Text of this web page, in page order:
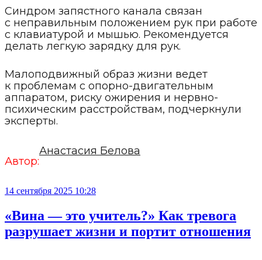
Синдром запястного канала связан
с неправильным положением рук при работе
с клавиатурой и мышью. Рекомендуется
делать легкую зарядку для рук.
Малоподвижный образ жизни ведет
к проблемам с опорно-двигательным
аппаратом, риску ожирения и нервно-
психическим расстройствам, подчеркнули
эксперты.
Автор:
Анастасия Белова
14 сентября 2025 10:28
«Вина — это учитель?» Как тревога
разрушает жизни и портит отношения